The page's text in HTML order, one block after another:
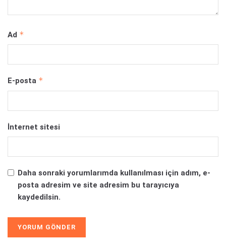
Ad *
E-posta *
İnternet sitesi
Daha sonraki yorumlarımda kullanılması için adım, e-
posta adresim ve site adresim bu tarayıcıya
kaydedilsin.